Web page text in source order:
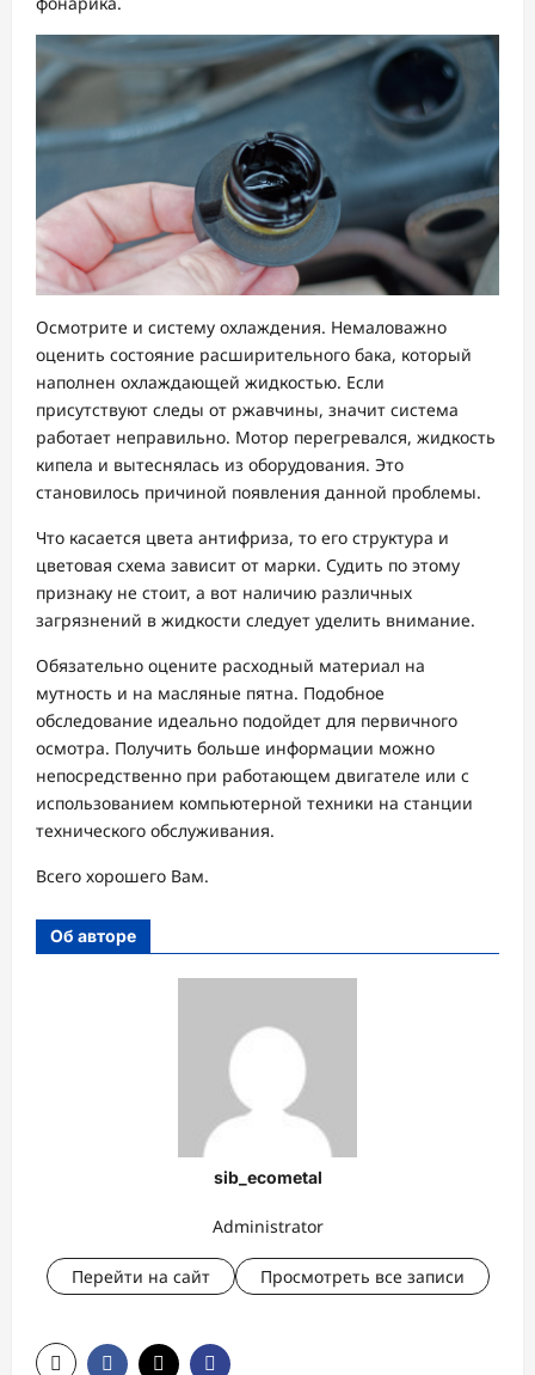
Осмотрите и систему охлаждения. Немаловажно
оценить состояние расширительного бака, который
наполнен охлаждающей жидкостью. Если
присутствуют следы от ржавчины, значит система
работает неправильно. Мотор перегревался, жидкость
кипела и вытеснялась из оборудования. Это
становилось причиной появления данной проблемы.
Что касается цвета антифриза, то его структура и
цветовая схема зависит от марки. Судить по этому
признаку не стоит, а вот наличию различных
загрязнений в жидкости следует уделить внимание.
Обязательно оцените расходный материал на
мутность и на масляные пятна. Подобное
обследование идеально подойдет для первичного
осмотра. Получить больше информации можно
непосредственно при работающем двигателе или с
использованием компьютерной техники на станции
технического обслуживания.
Всего хорошего Вам.
Об авторе
sib_ecometal
Administrator
Перейти на сайт Просмотреть все записи